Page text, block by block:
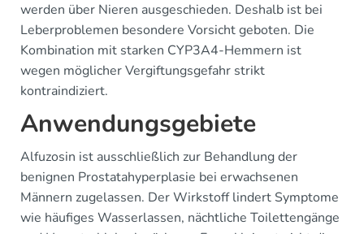
werden über Nieren ausgeschieden. Deshalb ist bei
Leberproblemen besondere Vorsicht geboten. Die
Kombination mit starken CYP3A4-Hemmern ist
wegen möglicher Vergiftungsgefahr strikt
kontraindiziert.
Anwendungsgebiete
Alfuzosin ist ausschließlich zur Behandlung der
benignen Prostatahyperplasie bei erwachsenen
Männern zugelassen. Der Wirkstoff lindert Symptome
wie häufiges Wasserlassen, nächtliche Toilettengänge